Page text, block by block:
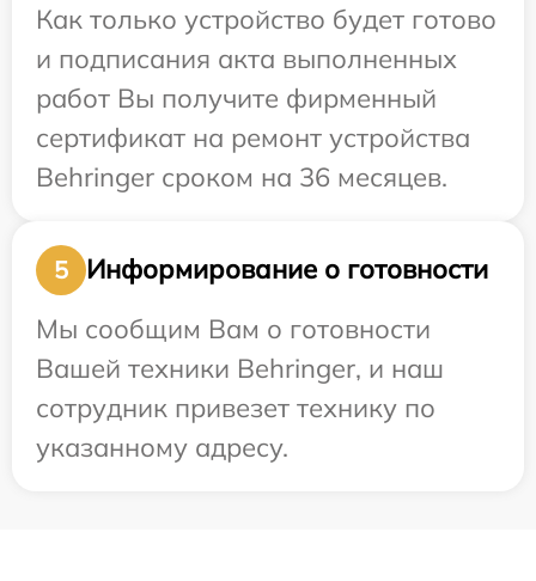
Как только устройство будет готово
и подписания акта выполненных
работ Вы получите фирменный
сертификат на ремонт устройства
Behringer сроком на 36 месяцев.
5
Информирование о готовности
Мы сообщим Вам о готовности
Вашей техники Behringer, и наш
сотрудник привезет технику по
указанному адресу.